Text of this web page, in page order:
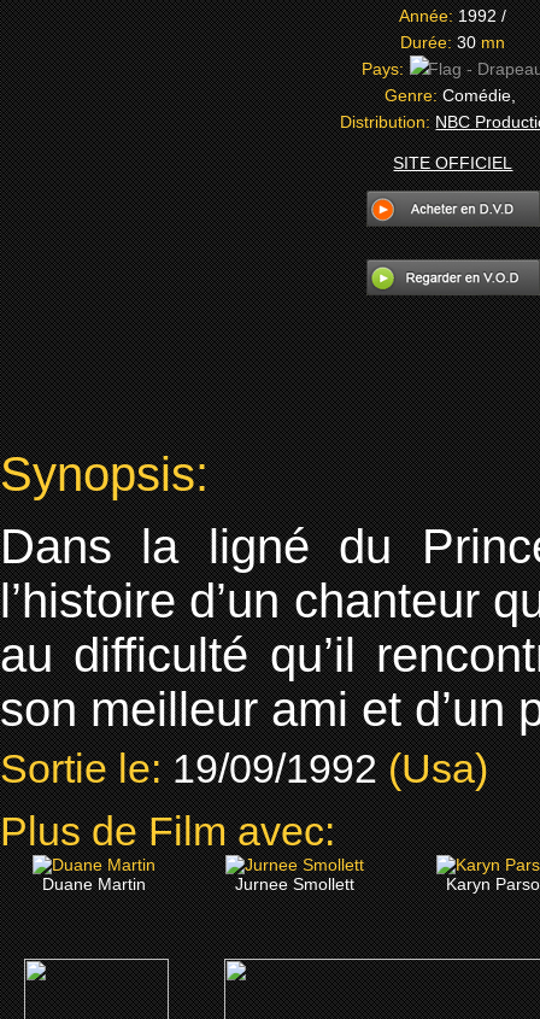
Année:1992 /
Durée:30mn
Pays:
Genre:Comédie,
Distribution:NBC
SITE OFFICIEL
Synopsis:
Dans la ligné du
l’histoire d’un chanteur
au difficulté qu’il
son meilleur ami et d’un
Sortie le: 19/09/1992 (Usa)
Plus de Film avec:
Duane Martin Jurnee Smollett Karyn